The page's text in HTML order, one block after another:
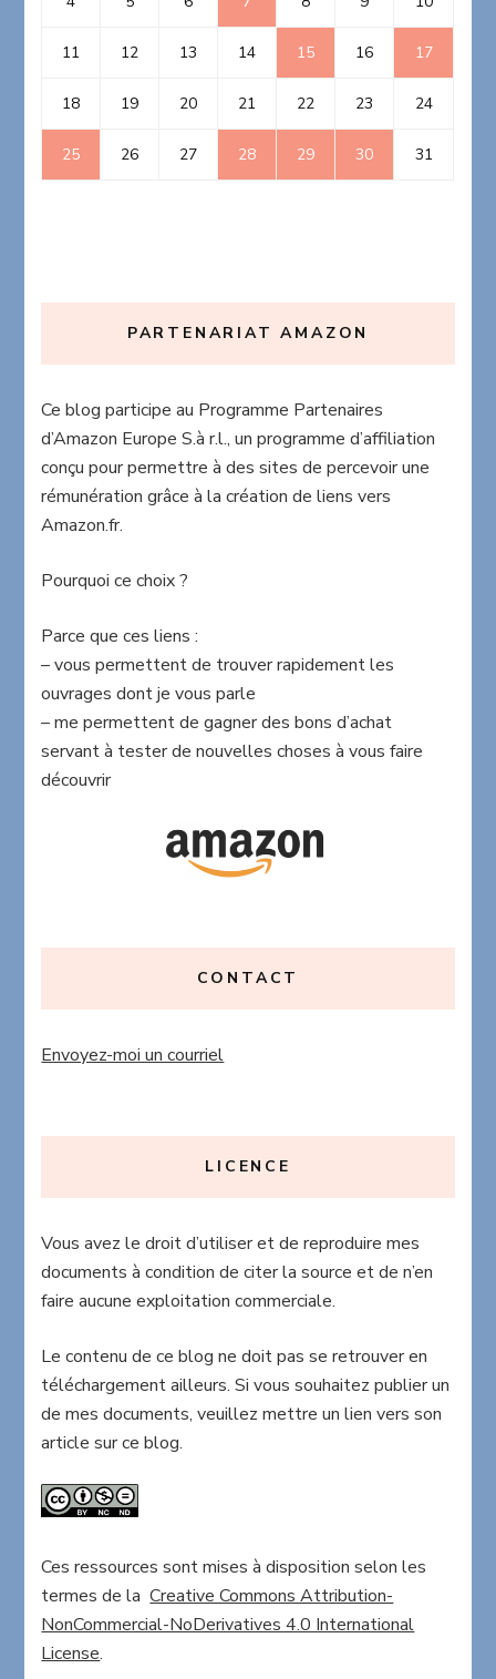
11 12 13 14 15 16 17
18 19 20 21 22 23 24
25 26 27 28 29 30 31
PARTENARIAT AMAZON
Ce blog participe au Programme Partenaires
d’Amazon Europe S.à r.l., un programme d’affiliation
conçu pour permettre à des sites de percevoir une
rémunération grâce à la création de liens vers
Amazon.fr.
Pourquoi ce choix ?
Parce que ces liens :
– vous permettent de trouver rapidement les
ouvrages dont je vous parle
– me permettent de gagner des bons d’achat
servant à tester de nouvelles choses à vous faire
découvrir
CONTACT
Envoyez-moi un courriel
LICENCE
Vous avez le droit d’utiliser et de reproduire mes
documents à condition de citer la source et de n’en
faire aucune exploitation commerciale.
Le contenu de ce blog ne doit pas se retrouver en
téléchargement ailleurs. Si vous souhaitez publier un
de mes documents, veuillez mettre un lien vers son
article sur ce blog.
Ces ressources sont mises à disposition selon les
termes de laCreative Commons Attribution-
NonCommercial-NoDerivatives 4.0 International
License.